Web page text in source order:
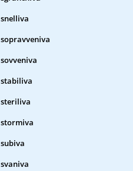
snelliva
sopravveniva
sovveniva
stabiliva
steriliva
stormiva
subiva
svaniva